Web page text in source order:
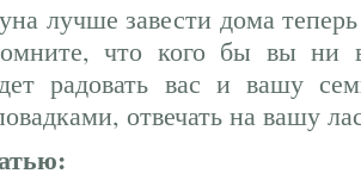
лучше завести дома
что кого бы вы ни
радовать вас и вашу
отвечать на вашу